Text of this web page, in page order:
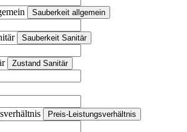
Sauberkeit allgemein
Sauberkeit Sanitär
Zustand Sanitär
Preis-Leistungsverhältnis